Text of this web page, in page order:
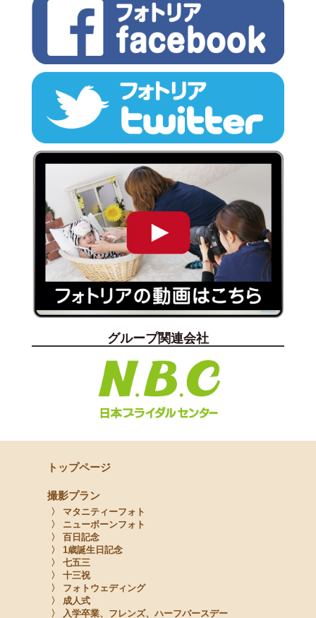
グループ関連会社
トップページ
撮影プラン
〉 マタニティーフォト
〉 ニューボーンフォト
〉 百日記念
〉 1歳誕生日記念
〉 七五三
〉 十三祝
〉 フォトウェディング
〉 成人式
〉 入学卒業、フレンズ、ハーフバースデー